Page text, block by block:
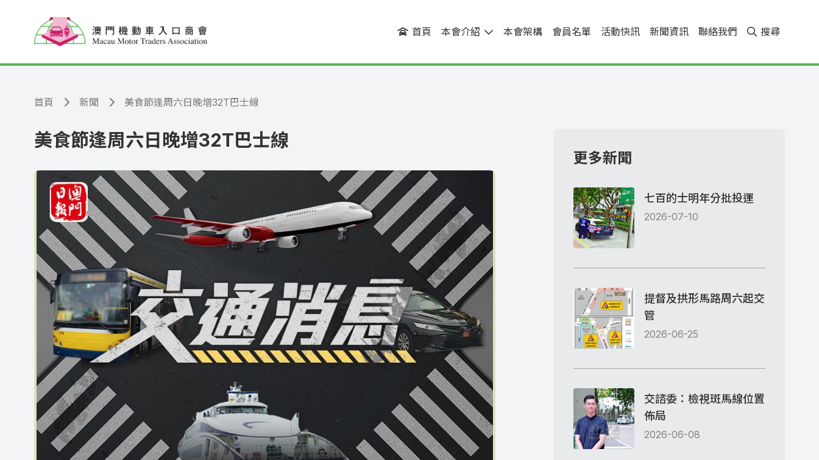
首頁 本會介紹 本會架構 會員名單 活動快訊 新聞資訊 聯絡我們 搜尋
首頁 新聞 美食節逢周六日晚增32T巴士線
美食節逢周六日晚增32T巴士線
更多新聞
七百的士明年分批投運
2026-07-10
提督及拱形馬路周六起交
管
2026-06-25
交諮委：檢視斑馬線位置
佈局
2026-06-08